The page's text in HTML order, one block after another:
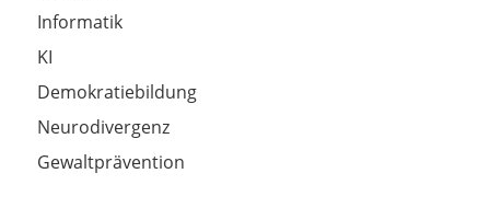
Informatik
KI
Demokratiebildung
Neurodivergenz
Gewaltprävention